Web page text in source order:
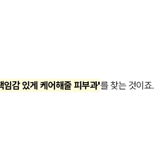
감 있게 케어해줄 피부과'를 찾는 것이죠.